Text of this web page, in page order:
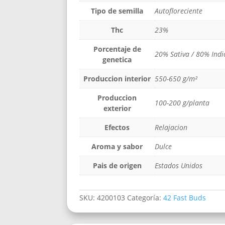
Tipo de semilla
Autofloreciente
Thc
23%
Porcentaje de
genetica
20% Sativa / 80%
Produccion interior 550-650 g/m²
Produccion
exterior
100-200 g/planta
Efectos
Relajacion
Aroma y sabor
Dulce
Pais de origen
Estados Unidos
SKU: 4200103 Categoría: 42 Fast Buds